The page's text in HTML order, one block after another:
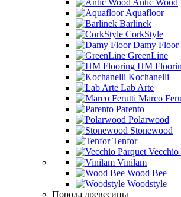
Antic Wood
Aquafloor
Barlinek
CorkStyle
Damy Floor
GreenLine
HM
Kochanelli
Lab Arte
Marco
Parento
Polarwood
Stonewood
Tenfor
Vecchio
Vinilam
Wood Bee
Woodstyle
Порода древесины